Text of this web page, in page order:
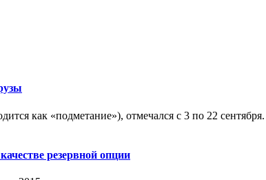
как «подметание»), отмечался с 3 по 22
резервной опции